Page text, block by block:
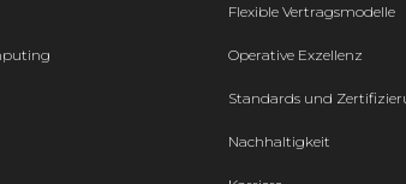
Flexible Vertragsmodelle
Operative Exzellenz
Standards und
Nachhaltigkeit